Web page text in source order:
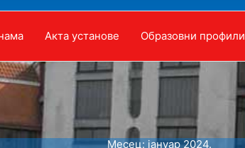
Акта установе Образовни профили
Месец: јануар 2024.